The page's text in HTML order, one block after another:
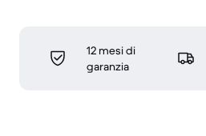
12 mesi di
garanzia